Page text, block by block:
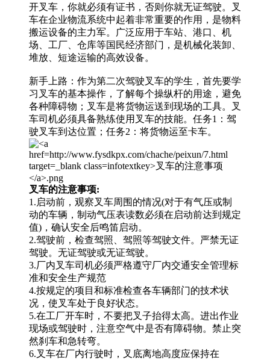
开叉车，你就必须有证书，否则你就无证驾驶。叉
车在企业物流系统中起着非常重要的作用，是物料
搬运设备的主力军。广泛应用于车站、港口、机
场、工厂、仓库等国民经济部门，是机械化装卸、
堆放、短途运输的高效设备。
新手上路：作为第二次驾驶叉车的学生，首先要学
习叉车的基本操作，了解每个操纵杆的用途，避免
各种障碍物；叉车是将货物运送到现场的工具。叉
车司机必须具备熟练使用叉车的技能。任务1：驾
驶叉车到达位置；任务2：将货物运至卡车。
叉车的注意事项:
1.启动前，观察叉车周围的情况(对于有气压或制
动的车辆，制动气压表读数必须在启动前达到规定
值)，确认安全后鸣笛启动。
2.驾驶前，检查驾照、驾照等驾驶文件。严禁无证
驾驶。无证驾驶或无证驾驶。
3.厂内叉车司机必须严格遵守厂内交通安全管理标
准和安全生产规范
4.按规定的项目和标准检查各车辆部门的技术状
况，使叉车处于良好状态。
5.在工厂开车时，不要把叉子抬得太高。进出作业
现场或驾驶时，注意空气中是否有障碍物。禁止突
然刹车和急转弯。
6.叉车在厂内行驶时，叉底离地高度应保持在